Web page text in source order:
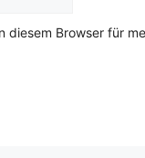
diesem Browser für